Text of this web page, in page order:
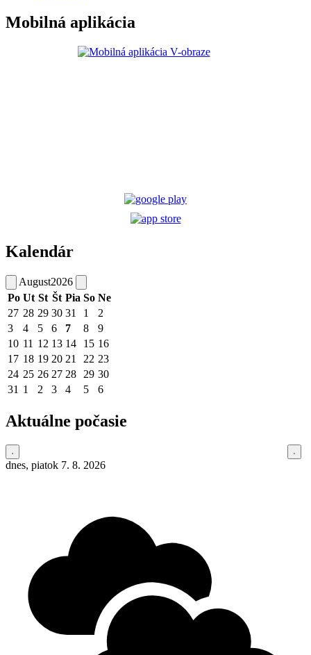
Mobilná aplikácia
Kalendár
August2026
Po Ut St Št Pia So Ne
27 28 29 30 31 1
2
3
4 5 6 7 8
9
10 11 12 13 14 15 16
17 18 19 20 21 22 23
24 25 26 27 28 29 30
31 1 2 3 4 5 6
Aktuálne počasie
dnes, piatok 7. 8. 2026